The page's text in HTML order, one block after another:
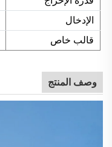
الإدخال
قالب خاص
وصف المنتج